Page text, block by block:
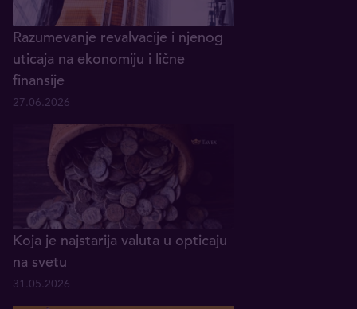
Razumevanje revalvacije i njenog
uticaja na ekonomiju i lične
finansije
27.06.2026
Koja je najstarija valuta u opticaju
na svetu
31.05.2026